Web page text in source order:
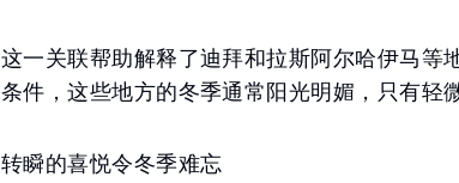
这一关联帮助解释了迪拜和拉斯阿尔哈伊马等
条件，这些地方的冬季通常阳光明媚，只有轻
转瞬的喜悦令冬季难忘